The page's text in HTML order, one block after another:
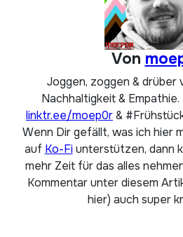
Von
Joggen, zoggen & drüber
Nachhaltigkeit &
linktr.ee/moep0r&
Wenn Dir gefällt, was ich hier
auf Ko-Fiunterstützen, dann
mehr Zeit für das alles
Kommentar unter diesem
hier) auch super